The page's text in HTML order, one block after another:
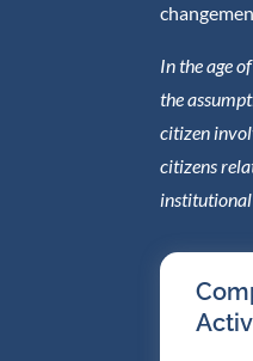
In the age
the
citizen
citizens
institutional